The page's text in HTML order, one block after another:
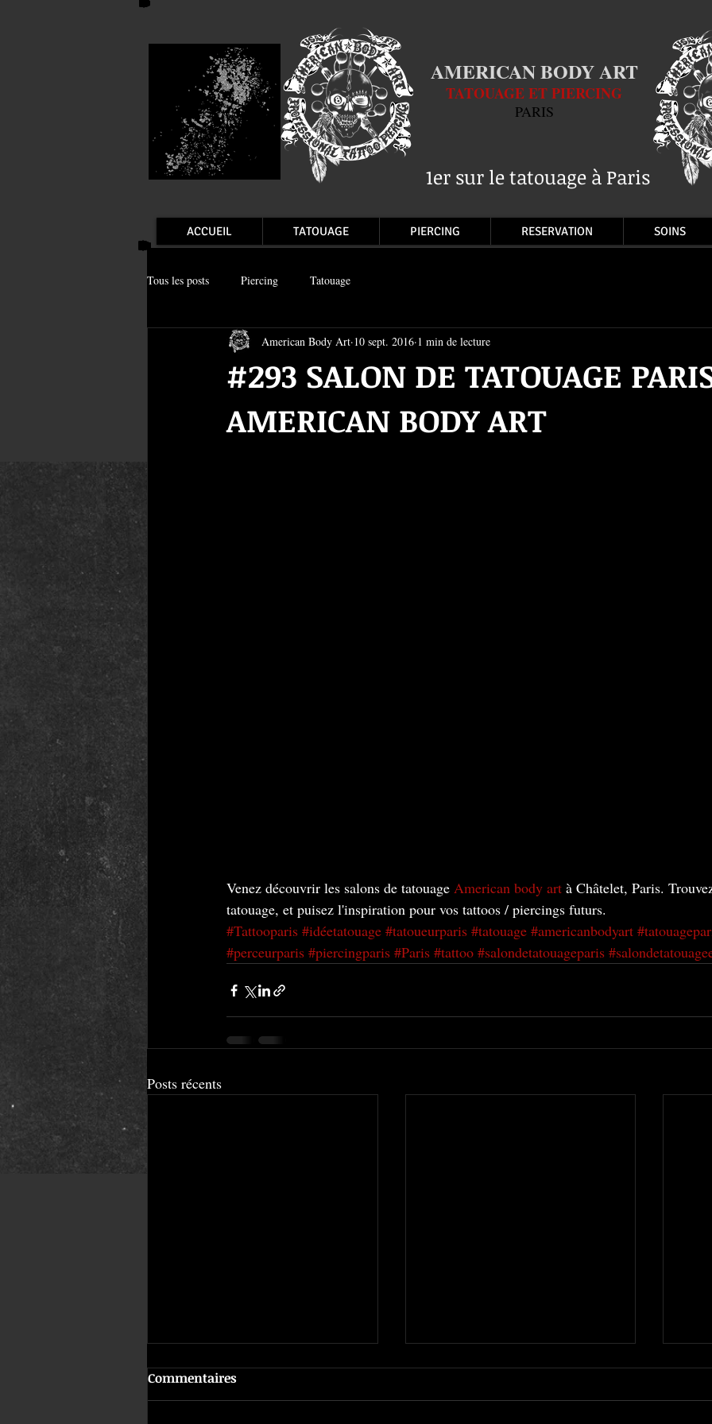
AMERICAN BODY ART
TATOUAGE ET PIERCING
PARIS
1er sur le tatouage à Paris
ACCUEIL TATOUAGE PIERCING RESERVATION SOINS
Tous les posts Piercing Tatouage
#293 SALON DE TATOUAGE
AMERICAN BODY ART
American Body Art 10 sept. 2016 1 min de lecture
Venez découvrir les salons de tatouage American body art à Châtelet, Paris.
tatouage, et puisez l'inspiration pour vos tattoos / piercings futurs.
#Tattooparis #idéetatouage #tatoueurparis #tatouage #americanbodyart
#perceurparis #piercingparis #Paris #tattoo #salondetatouageparis
Posts récents
Commentaires